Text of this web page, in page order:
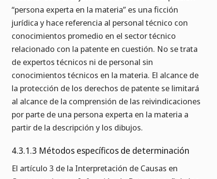
“persona experta en la materia” es una ficción
jurídica y hace referencia al personal técnico con
conocimientos promedio en el sector técnico
relacionado con la patente en cuestión. No se trata
de expertos técnicos ni de personal sin
conocimientos técnicos en la materia. El alcance de
la protección de los derechos de patente se limitará
al alcance de la comprensión de las reivindicaciones
por parte de una persona experta en la materia a
partir de la descripción y los dibujos.
4.3.1.3 Métodos específicos de determinación
El artículo 3 de la Interpretación de Causas en